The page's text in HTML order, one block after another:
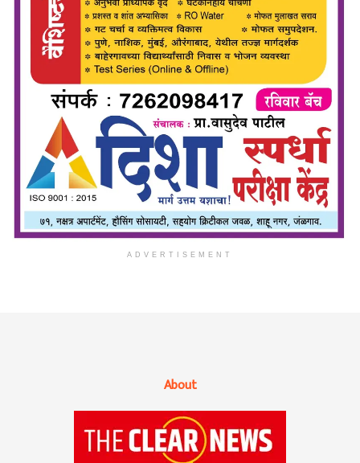
ADVERTISEMENT
About